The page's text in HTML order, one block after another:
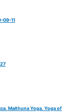
09-11
Maithuna Yoga. Yoga of